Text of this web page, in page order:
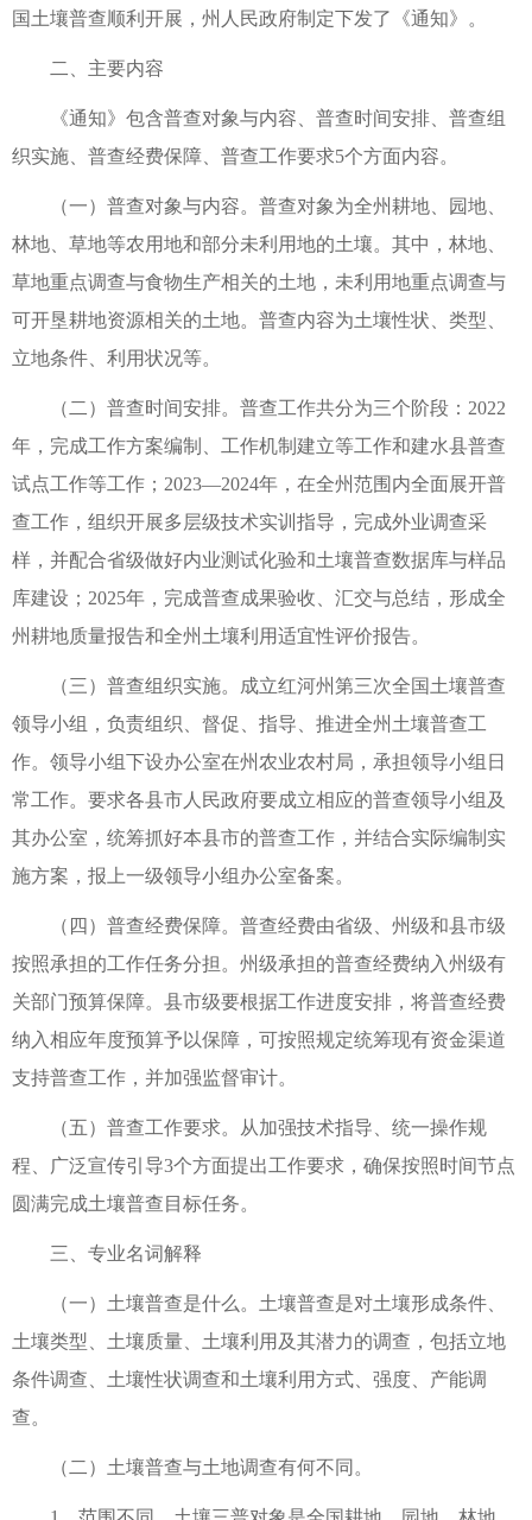
国土壤普查顺利开展，州人民政府制定下发了《通知》。
二、主要内容
《通知》包含普查对象与内容、普查时间安排、普查组
织实施、普查经费保障、普查工作要求5个方面内容。
（一）普查对象与内容。普查对象为全州耕地、园地、
林地、草地等农用地和部分未利用地的土壤。其中，林地、
草地重点调查与食物生产相关的土地，未利用地重点调查与
可开垦耕地资源相关的土地。普查内容为土壤性状、类型、
立地条件、利用状况等。
（二）普查时间安排。普查工作共分为三个阶段：2022
年，完成工作方案编制、工作机制建立等工作和建水县普查
试点工作等工作；2023—2024年，在全州范围内全面展开普
查工作，组织开展多层级技术实训指导，完成外业调查采
样，并配合省级做好内业测试化验和土壤普查数据库与样品
库建设；2025年，完成普查成果验收、汇交与总结，形成全
州耕地质量报告和全州土壤利用适宜性评价报告。
（三）普查组织实施。成立红河州第三次全国土壤普查
领导小组，负责组织、督促、指导、推进全州土壤普查工
作。领导小组下设办公室在州农业农村局，承担领导小组日
常工作。要求各县市人民政府要成立相应的普查领导小组及
其办公室，统筹抓好本县市的普查工作，并结合实际编制实
施方案，报上一级领导小组办公室备案。
（四）普查经费保障。普查经费由省级、州级和县市级
按照承担的工作任务分担。州级承担的普查经费纳入州级有
关部门预算保障。县市级要根据工作进度安排，将普查经费
纳入相应年度预算予以保障，可按照规定统筹现有资金渠道
支持普查工作，并加强监督审计。
（五）普查工作要求。从加强技术指导、统一操作规
程、广泛宣传引导3个方面提出工作要求，确保按照时间节点
圆满完成土壤普查目标任务。
三、专业名词解释
（一）土壤普查是什么。土壤普查是对土壤形成条件、
土壤类型、土壤质量、土壤利用及其潜力的调查，包括立地
条件调查、土壤性状调查和土壤利用方式、强度、产能调
查。
（二）土壤普查与土地调查有何不同。